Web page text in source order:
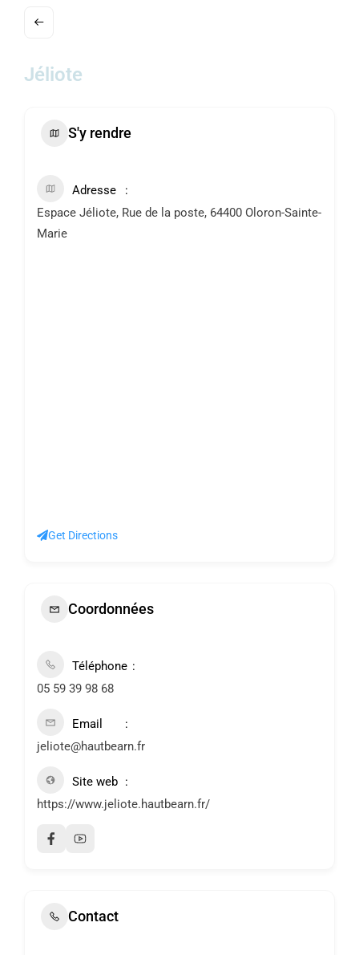
ACTUALITÉS
AGENDA
Jéliote
S'y rendre
Adresse
Espace Jéliote, Rue de la poste, 64400 Oloron-Sainte-
Marie
Get Directions
Coordonnées
Téléphone
05 59 39 98 68
Email
jeliote@hautbearn.fr
Site web
https://www.jeliote.hautbearn.fr/
Contact